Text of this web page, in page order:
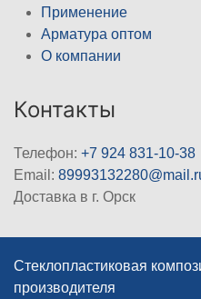
Применение
Арматура оптом
О компании
Контакты
Телефон: +7 924 831-10-38
Email:
Доставка в г. Орск
Стеклопластиковая
производителя